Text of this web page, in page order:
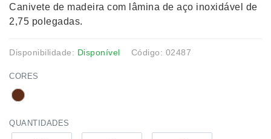
Canivete de madeira com lâmina de aço inoxidável de
2,75 polegadas.
Disponibilidade: Disponível Código: 02487
CORES
QUANTIDADES